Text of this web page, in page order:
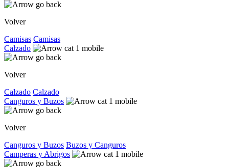
Volver
Camisas Camisas
Calzado
Volver
Calzado Calzado
Canguros y Buzos
Volver
Canguros y Buzos Buzos y Canguros
Camperas y Abrigos